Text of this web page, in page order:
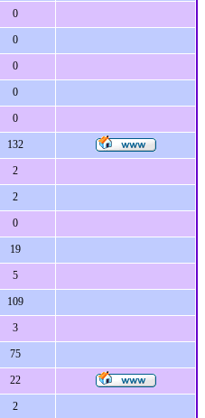
0
0
0
0
0
132
2
2
0
19
5
109
3
75
22
2